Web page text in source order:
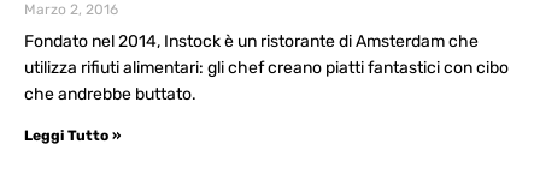
Marzo 2, 2016
Fondato nel 2014, Instock è un ristorante di Amsterdam che
utilizza rifiuti alimentari: gli chef creano piatti fantastici con cibo
che andrebbe buttato.
Leggi Tutto »